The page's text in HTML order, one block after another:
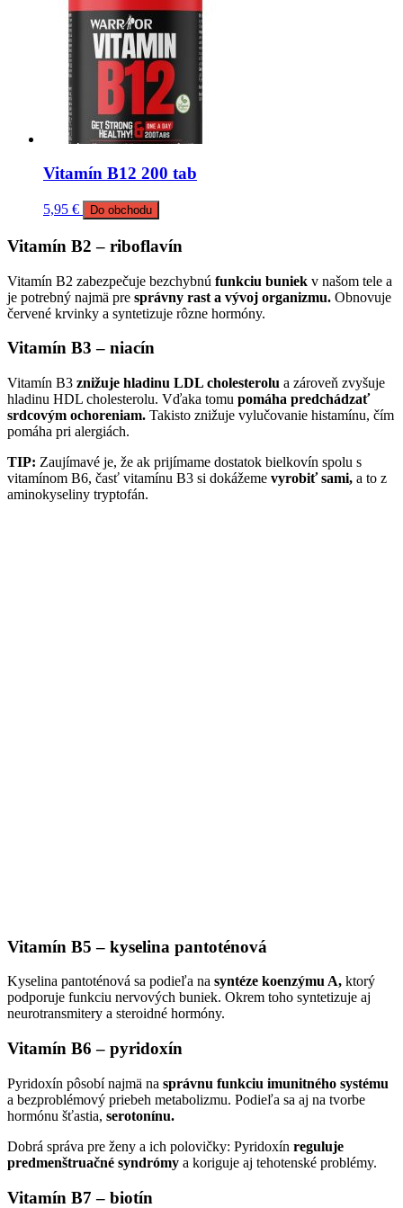
Vitamín B12 200 tab
5,95 € Do obchodu
Vitamín B2 – riboflavín
Vitamín B2 zabezpečuje bezchybnú funkciu buniek v našom tele a
je potrebný najmä pre správny rast a vývoj organizmu. Obnovuje
červené krvinky a syntetizuje rôzne hormóny.
Vitamín B3 – niacín
Vitamín B3 znižuje hladinu LDL cholesterolu a zároveň zvyšuje
hladinu HDL cholesterolu. Vďaka tomu pomáha predchádzať
srdcovým ochoreniam. Takisto znižuje vylučovanie histamínu, čím
pomáha pri alergiách.
TIP: Zaujímavé je, že ak prijímame dostatok bielkovín spolu s
vitamínom B6, časť vitamínu B3 si dokážeme vyrobiť sami, a to z
aminokyseliny tryptofán.
Vitamín B5 – kyselina pantoténová
Kyselina pantoténová sa podieľa na syntéze koenzýmu A, ktorý
podporuje funkciu nervových buniek. Okrem toho syntetizuje aj
neurotransmitery a steroidné hormóny.
Vitamín B6 – pyridoxín
Pyridoxín pôsobí najmä na správnu funkciu imunitného systému
a bezproblémový priebeh metabolizmu. Podieľa sa aj na tvorbe
hormónu šťastia, serotonínu.
Dobrá správa pre ženy a ich polovičky: Pyridoxín reguluje
predmenštruačné syndrómy a koriguje aj tehotenské problémy.
Vitamín B7 – biotín